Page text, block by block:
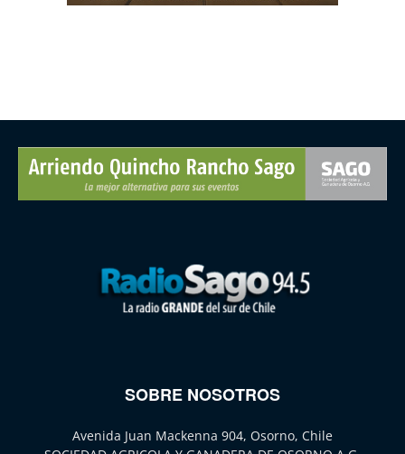
SOBRE NOSOTROS
Avenida Juan Mackenna 904, Osorno, Chile